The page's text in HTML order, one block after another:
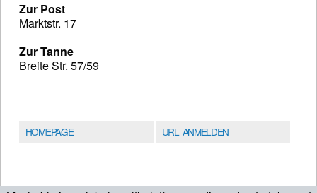
Zur Post
Marktstr. 17
Zur Tanne
Breite Str. 57/59
HOMEPAGE URL ANMELDEN